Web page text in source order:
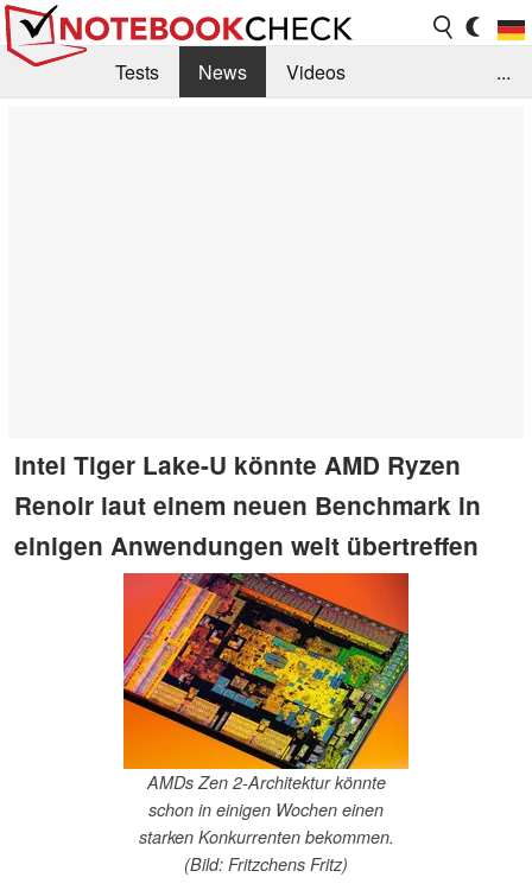
Tests News
Videos
...
Intel Tiger Lake-U könnte AMD Ryzen
Renoir laut einem neuen Benchmark in
einigen Anwendungen weit übertreffen
AMDs Zen 2-Architektur könnte
schon in einigen Wochen einen
starken Konkurrenten bekommen.
(Bild: Fritzchens Fritz)